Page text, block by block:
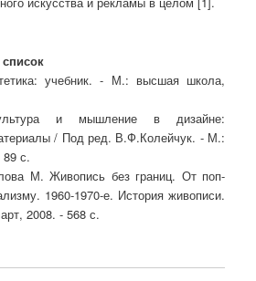
учебник. - М.: высшая школа,
и мышление в дизайне:
/ Под ред. В.Ф.Колейчук. - М.:
с.
М. Живопись без границ. От поп-
1960-1970-е. История живописи.
2008. - 568 с.